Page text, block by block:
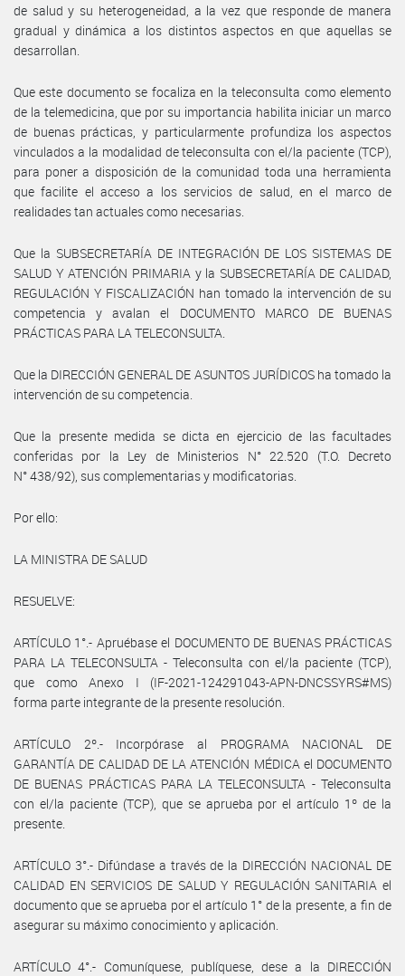
de salud y su heterogeneidad, a la vez que responde de manera
gradual y dinámica a los distintos aspectos en que aquellas se
desarrollan.
Que este documento se focaliza en la teleconsulta como elemento
de la telemedicina, que por su importancia habilita iniciar un marco
de buenas prácticas, y particularmente profundiza los aspectos
vinculados a la modalidad de teleconsulta con el/la paciente (TCP),
para poner a disposición de la comunidad toda una herramienta
que facilite el acceso a los servicios de salud, en el marco de
realidades tan actuales como necesarias.
Que la SUBSECRETARÍA DE INTEGRACIÓN DE LOS SISTEMAS DE
SALUD Y ATENCIÓN PRIMARIA y la SUBSECRETARÍA DE CALIDAD,
REGULACIÓN Y FISCALIZACIÓN han tomado la intervención de su
competencia y avalan el DOCUMENTO MARCO DE BUENAS
PRÁCTICAS PARA LA TELECONSULTA.
Que la DIRECCIÓN GENERAL DE ASUNTOS JURÍDICOS ha tomado la
intervención de su competencia.
Que la presente medida se dicta en ejercicio de las facultades
conferidas por la Ley de Ministerios N° 22.520 (T.O. Decreto
N° 438/92), sus complementarias y modificatorias.
Por ello:
LA MINISTRA DE SALUD
RESUELVE:
ARTÍCULO 1°.- Apruébase el DOCUMENTO DE BUENAS PRÁCTICAS
PARA LA TELECONSULTA - Teleconsulta con el/la paciente (TCP),
que como Anexo I (IF-2021-124291043-APN-DNCSSYRS#MS)
forma parte integrante de la presente resolución.
ARTÍCULO 2º.- Incorpórase al PROGRAMA NACIONAL DE
GARANTÍA DE CALIDAD DE LA ATENCIÓN MÉDICA el DOCUMENTO
DE BUENAS PRÁCTICAS PARA LA TELECONSULTA - Teleconsulta
con el/la paciente (TCP), que se aprueba por el artículo 1º de la
presente.
ARTÍCULO 3°.- Difúndase a través de la DIRECCIÓN NACIONAL DE
CALIDAD EN SERVICIOS DE SALUD Y REGULACIÓN SANITARIA el
documento que se aprueba por el artículo 1° de la presente, a fin de
asegurar su máximo conocimiento y aplicación.
ARTÍCULO 4°.- Comuníquese, publíquese, dese a la DIRECCIÓN